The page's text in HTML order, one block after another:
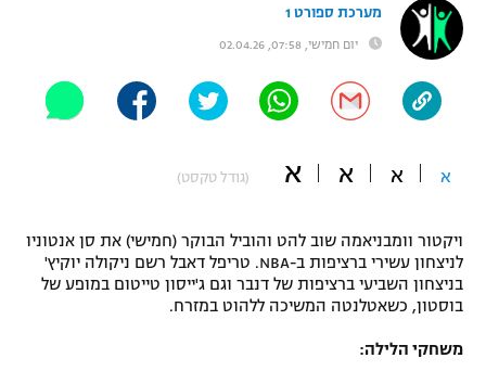
"מעל הליגה" – פודקאסט
"מחצית בשכונה" – פודקאסט
משתתפים וזוכים בפרסים
תקנון משתתפים וזוכים בפרסים
תקנון עבור פעילות אלקטרה
תקנון עבור פעילות ספורט 1 – "מרלן"
טניס
בני יהודה
ליגות נוספות
UFC
אופניים
ספורט מוטורי
פוטבול אמריקאי NFL
מערכת ספורט 1
יום חמישי, 07:58, 02.04.26
א א א א (גודל טקסט)
ויקטור וומבניאמה שוב להט והוביל הבוקר (חמישי) את סן אנטוניו
לניצחון עשירי ברציפות ב-NBA. טריפל דאבל רשם ניקולה יוקיץ'
בניצחון השביעי ברציפות של דנבר וגם ג'ייסון טייטום במופע של
בוסטון, כשאטלנטה המשיכה ללהוט במזרח.
משחקי הלילה: